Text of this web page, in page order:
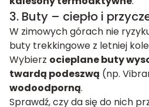
3. Buty – ciepło i
W zimowych górach nie
buty trekkingowe z letniej
Wybierz ocieplane buty
twardą podeszwą (np.
wodoodporną.
Sprawdź, czy da się do nich